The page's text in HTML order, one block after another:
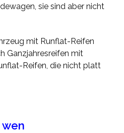
sie sind aber nicht
mit Runflat-Reifen
Ganzjahresreifen mit
Reifen, die nicht platt